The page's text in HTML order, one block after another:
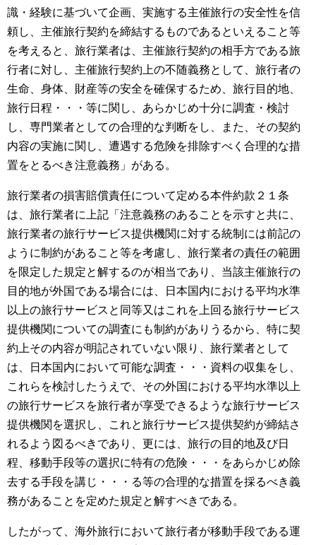
識・経験に基づいて企画、実施する主催旅行の安全性を信
頼し、主催旅行契約を締結するものであるといえること等
を考えると、旅行業者は、主催旅行契約の相手方である旅
行者に対し、主催旅行契約上の不随義務として、旅行者の
生命、身体、財産等の安全を確保するため、旅行目的地、
旅行日程・・・等に関し、あらかじめ十分に調査・検討
し、専門業者としての合理的な判断をし、また、その契約
内容の実施に関し、遭遇する危険を排除すべく合理的な措
置をとるべき注意義務」がある。
旅行業者の損害賠償責任について定める本件約款２１条
は、旅行業者に上記「注意義務のあることを示すと共に、
旅行業者の旅行サービス提供機関に対する統制には前記の
ように制約があること等を考慮し、旅行業者の責任の範囲
を限定した規定と解するのが相当であり、当該主催旅行の
目的地が外国である場合には、日本国内における平均水準
以上の旅行サービスと同等又はこれを上回る旅行サービス
提供機関についての調査にも制約がありうるから、特に契
約上その内容が明記されていない限り、旅行業者として
は、日本国内において可能な調査・・・資料の収集をし、
これらを検討したうえで、その外国における平均水準以上
の旅行サービスを旅行者が享受できるような旅行サービス
提供機関を選択し、これと旅行サービス提供契約が締結さ
れるよう図るべきであり、更には、旅行の目的地及び日
程、移動手段等の選択に特有の危険・・・をあらかじめ除
去する手段を講じ・・・る等の合理的な措置を採るべき義
務があることを定めた規定と解すべきである。
したがって、海外旅行において旅行者が移動手段である運